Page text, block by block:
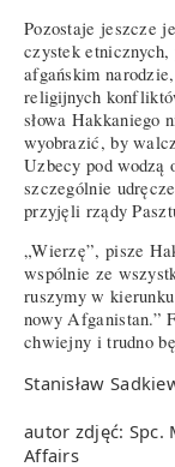
Pozostaje jeszcze
czystek
afgańskim
religijnych
słowa Hakkaniego
wyobrazić, by
Uzbecy pod wodzą
szczególnie
przyjęli rządy
„Wierzę”, pisze
wspólnie ze
ruszymy w
nowy Afganistan.”
chwiejny i trudno
Stanisław
autor zdjęć: Spc.
Affairs